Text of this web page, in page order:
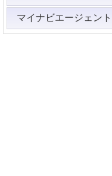
マイナビエージェント